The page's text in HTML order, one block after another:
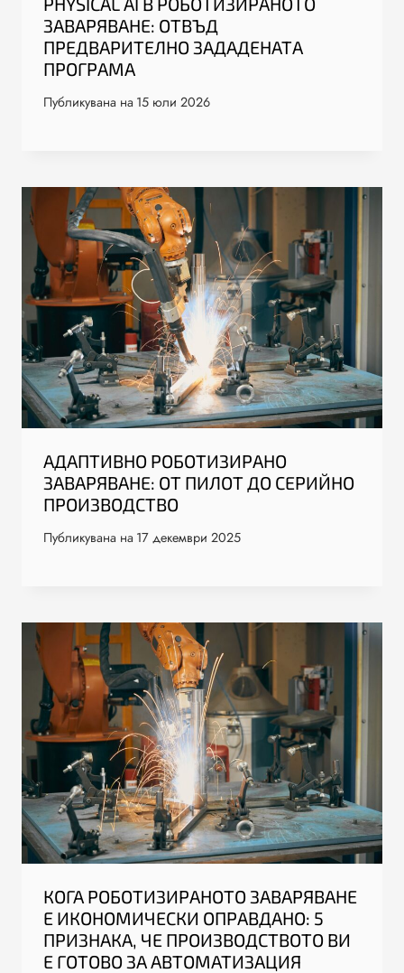
ЗАВАРЯВАНЕ: ОТВЪД
ПРЕДВАРИТЕЛНО ЗАДАДЕНАТА
ПРОГРАМА
Публикувана на 15 юли 2026
АДАПТИВНО РОБОТИЗИРАНО
ЗАВАРЯВАНЕ: ОТ ПИЛОТ ДО СЕРИЙНО
ПРОИЗВОДСТВО
Публикувана на 17 декември 2025
КОГА РОБОТИЗИРАНОТО ЗАВАРЯВАНЕ
Е ИКОНОМИЧЕСКИ ОПРАВДАНО: 5
ПРИЗНАКА, ЧЕ ПРОИЗВОДСТВОТО ВИ
Е ГОТОВО ЗА АВТОМАТИЗАЦИЯ